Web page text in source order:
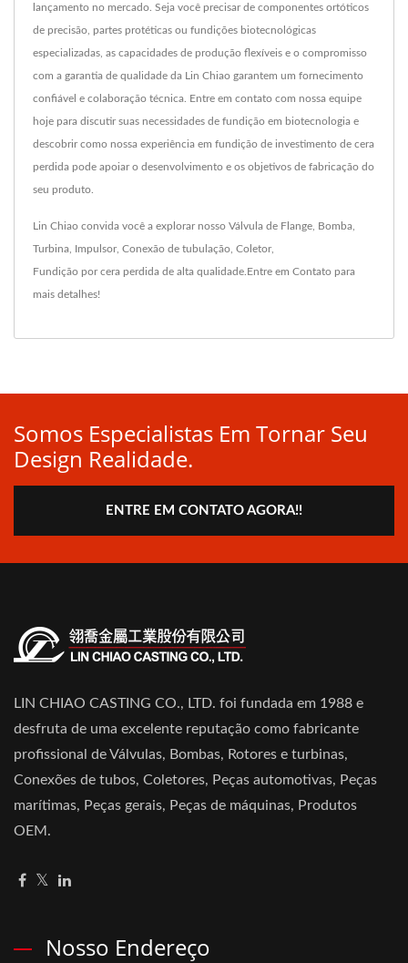
lançamento no mercado. Seja você precisar de componentes ortóticos
de precisão, partes protéticas ou fundições biotecnológicas
especializadas, as capacidades de produção flexíveis e o compromisso
com a garantia de qualidade da Lin Chiao garantem um fornecimento
confiável e colaboração técnica. Entre em contato com nossa equipe
hoje para discutir suas necessidades de fundição em biotecnologia e
descobrir como nossa experiência em fundição de investimento de cera
perdida pode apoiar o desenvolvimento e os objetivos de fabricação do
seu produto.
Lin Chiao convida você a explorar nosso Válvula de Flange Bomba
Turbina Impulsor, Conexão de tubulação Coletor,
Fundição por cera perdida de alta qualidade. Entre em Contato para
mais detalhes!
Somos Especialistas Em Tornar Seu
Design Realidade.
ENTRE EM CONTATO AGORA!!
LIN CHIAO CASTING CO., LTD. foi fundada em 1988 e
desfruta de uma excelente reputação como fabricante
profissional de Válvulas, Bombas, Rotores e turbinas,
Conexões de tubos, Coletores, Peças automotivas, Peças
marítimas, Peças gerais, Peças de máquinas, Produtos
OEM.
Nosso Endereço